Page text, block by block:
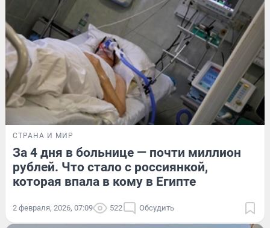
СТРАНА И МИР
За 4 дня в больнице — почти миллион
рублей. Что стало с россиянкой,
которая впала в кому в Египте
2 февраля, 2026, 07:09 522 Обсудить